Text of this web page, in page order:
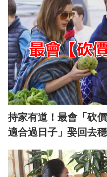
持家有道！最會「砍
適合過日子」娶回去